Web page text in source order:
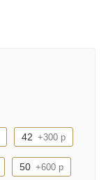
42 +300 р
50 +600 р